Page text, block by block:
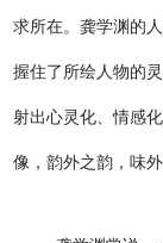
求所在。龚学渊的
握住了所绘人物的
射出心灵化、情感
像，韵外之韵，味